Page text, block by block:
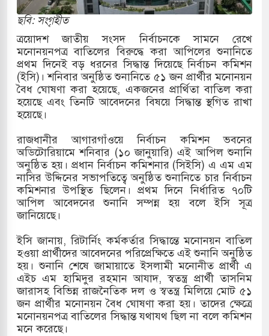
জুমার বয়ান ও নামাজ পড়াবেন দেওবন্দের
ছাড়লেন জনপ্রিয় ভারতীয় সাংবাদিক ময়ূখ রঞ্জন
নতুন বাংলাদেশের পথচলার কেন্দ্র হবে: ড.
খাতে সৌদির বিনিয়োগের আহবান প্রধানমন্ত্রীর
ছাত্রদল ও ছাত্রলীগের আচরণ ইসরায়েলের
পথে ইসরায়েলীরা,হাতছাড়ার ঝুঁকিতে জরুরি
ছবি: সংগৃহীত
ত্রয়োদশ জাতীয় সংসদ নির্বাচনকে সামনে রেখে
মনোনয়নপত্র বাতিলের বিরুদ্ধে করা আপিলের শুনানিতে
প্রথম দিনেই বড় ধরনের সিদ্ধান্ত দিয়েছে নির্বাচন কমিশন
(ইসি)। শনিবার অনুষ্ঠিত শুনানিতে ৫১ জন প্রার্থীর মনোনয়ন
বৈধ ঘোষণা করা হয়েছে, একজনের প্রার্থিতা বাতিল করা
হয়েছে এবং তিনটি আবেদনের বিষয়ে সিদ্ধান্ত স্থগিত রাখা
হয়েছে।
রাজধানীর আগারগাঁওয়ে নির্বাচন কমিশন ভবনের
অডিটোরিয়ামে শনিবার (১০ জানুয়ারি) এই আপিল শুনানি
অনুষ্ঠিত হয়। প্রধান নির্বাচন কমিশনার (সিইসি) এ এম এম
নাসির উদ্দিনের সভাপতিত্বে অনুষ্ঠিত শুনানিতে চার নির্বাচন
কমিশনার উপস্থিত ছিলেন। প্রথম দিনে নির্ধারিত ৭০টি
আপিল আবেদনের শুনানি সম্পন্ন হয় বলে ইসি সূত্র
জানিয়েছে।
ইসি জানায়, রিটার্নিং কর্মকর্তার সিদ্ধান্তে মনোনয়ন বাতিল
হওয়া প্রার্থীদের আবেদনের পরিপ্রেক্ষিতে এই শুনানি অনুষ্ঠিত
হয়। শুনানি শেষে জামায়াতে ইসলামী মনোনীত প্রার্থী এ
এইচ এম হামিদুর রহমান আযাদ, স্বতন্ত্র প্রার্থী তাসনিম
জারাসহ বিভিন্ন রাজনৈতিক দল ও স্বতন্ত্র মিলিয়ে মোট ৫১
জন প্রার্থীর মনোনয়ন বৈধ ঘোষণা করা হয়। তাদের ক্ষেত্রে
মনোনয়নপত্র বাতিলের সিদ্ধান্ত যথাযথ ছিল না বলে কমিশন
মনে করেছে।